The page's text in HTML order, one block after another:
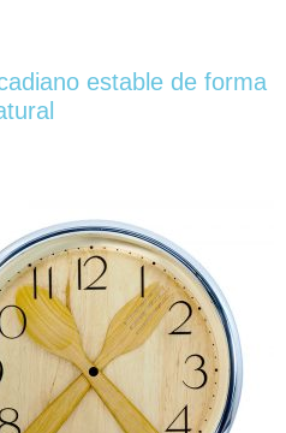
estable de forma